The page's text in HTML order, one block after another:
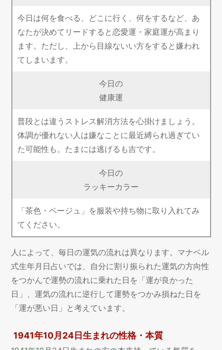
今日は何を食べる、どこに行く、何をするなど、あ
なたが決めてリードすると恋愛運・家庭運が高まり
ます。ただし、上から目線ないい方をすると嫌われ
てしまいます。
今日の
健康運
普段とは違うストレス解消方法を心掛けましょう。
体調が優れない人は嫌なことに最近縛られ過ぎてい
た可能性も。たまには逃げるも吉です。
今日の
ラッキーカラー
「茶色・ベージュ」を服装や持ち物に取り入れてみ
てください。
人によって、毎日の運気の流れは異なります。マナベル
式生年月日占いでは、自分に割り振られた運気の方向性
をつかんで運勢の流れに乗れた日を「運が良かった
日」、運気の流れに逆行して運勢をつかみ損ねた日を
「運が悪い日」と考えています。
1941年10月24日生まれの性格・本質